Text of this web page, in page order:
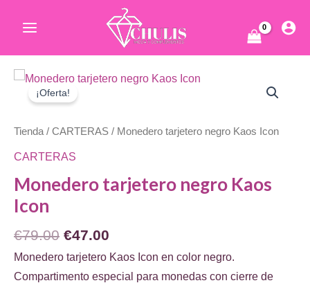
Menu
¡Oferta!
Tienda / CARTERAS / Monedero tarjetero negro Kaos Icon
CARTERAS
Monedero tarjetero negro Kaos
Icon
€79.00 El
precio
original
€47.00
precio
actual
Monedero tarjetero Kaos Icon en color negro.
Compartimento especial para monedas con cierre de